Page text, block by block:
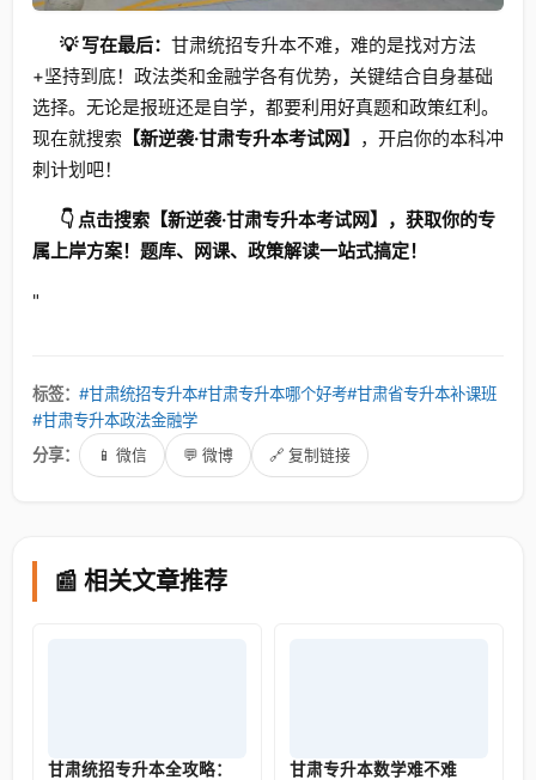
💡 写在最后： 甘肃统招专升本不难，难的是找对方法
+坚持到底！政法类和金融学各有优势，关键结合自身基础
选择。无论是报班还是自学，都要利用好真题和政策红利。
现在就搜索 【新逆袭·甘肃专升本考试网】
，开启你的本科冲
刺计划吧！
👇 点击搜索【新逆袭·甘肃专升本考试网】，获取你的专
属上岸方案！题库、网课、政策解读一站式搞定！
"
标签： #甘肃统招专升本#甘肃专升本哪个好考#甘肃省专升本补课班
#甘肃专升本政法金融学
分享：
📱 微信 💬 微博 🔗 复制链接
📰 相关文章推荐
甘肃统招专升本全攻略：
甘肃专升本数学难不难